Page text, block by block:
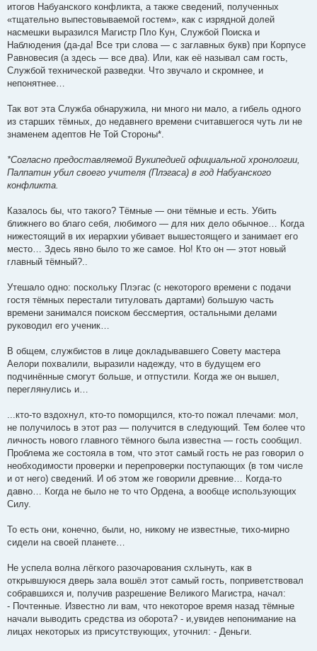
итогов Набуанского конфликта, а также сведений, полученных
«тщательно выпестовываемой гостем», как с изрядной долей
насмешки выразился Магистр Пло Кун, Службой Поиска и
Наблюдения (да-да! Все три слова — с заглавных букв) при Корпусе
Равновесия (а здесь — все два). Или, как её называл сам гость,
Службой технической разведки. Что звучало и скромнее, и
непонятнее…
Так вот эта Служба обнаружила, ни много ни мало, а гибель одного
из старших тёмных, до недавнего времени считавшегося чуть ли не
знаменем адептов Не Той Стороны*.
*Согласно предоставляемой Вукипедией официальной хронологии,
Палпатин убил своего учителя (Плэгаса) в год Набуанского
конфликта.
Казалось бы, что такого? Тёмные — они тёмные и есть. Убить
ближнего во благо себя, любимого — для них дело обычное… Когда
нижестоящий в их иерархии убивает вышестоящего и занимает его
место… Здесь явно было то же самое. Но! Кто он — этот новый
главный тёмный?..
Утешало одно: поскольку Плэгас (с некоторого времени с подачи
гостя тёмных перестали титуловать дартами) большую часть
времени занимался поиском бессмертия, остальными делами
руководил его ученик…
В общем, службистов в лице докладывавшего Совету мастера
Аелори похвалили, выразили надежду, что в будущем его
подчинённые смогут больше, и отпустили. Когда же он вышел,
переглянулись и…
...кто-то вздохнул, кто-то поморщился, кто-то пожал плечами: мол,
не получилось в этот раз — получится в следующий. Тем более что
личность нового главного тёмного была известна — гость сообщил.
Проблема же состояла в том, что этот самый гость не раз говорил о
необходимости проверки и перепроверки поступающих (в том числе
и от него) сведений. И об этом же говорили древние… Когда-то
давно… Когда не было не то что Ордена, а вообще использующих
Силу.
То есть они, конечно, были, но, никому не известные, тихо-мирно
сидели на своей планете…
Не успела волна лёгкого разочарования схлынуть, как в
открывшуюся дверь зала вошёл этот самый гость, поприветствовал
собравшихся и, получив разрешение Великого Магистра, начал:
- Почтенные. Известно ли вам, что некоторое время назад тёмные
начали выводить средства из оборота? - и,увидев непонимание на
лицах некоторых из присутствующих, уточнил: - Деньги.